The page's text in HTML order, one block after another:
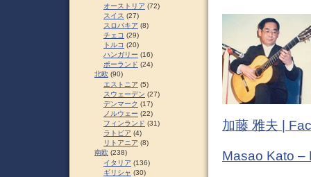
加藤 雅夫 |
Masao Kato –
オーストリア (72)
スイス (27)
スロパキア (8)
チェコ (29)
トルコ (20)
ハンガリー (16)
ポーランド (24)
北欧 (90)
エストニア (5)
スウェーデン (27)
デンマーク (17)
ノルウェー (22)
フィンランド (31)
ラトビア (4)
リトアニア (8)
南欧 (238)
イタリア (136)
ギリシャ (30)